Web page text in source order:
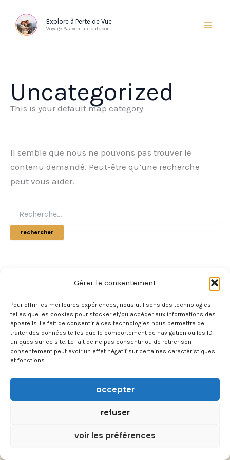
Gérer le consentement
Pour offrir les meilleures expériences, nous utilisons des technologies
telles que les cookies pour stocker et/ou accéder aux informations des
appareils. Le fait de consentir à ces technologies nous permettra de
traiter des données telles que le comportement de navigation ou les ID
uniques sur ce site. Le fait de ne pas consentir ou de retirer son
consentement peut avoir un effet négatif sur certaines caractéristiques
et fonctions.
accepter
refuser
voir les préférences
contenu
Explore à Perte de Vue
Voyage & aventure outdoor
Uncategorized
This is your default map category
Il semble que nous ne pouvons pas trouver le
contenu demandé. Peut-être qu’une recherche
peut vous aider.
À PROPOS
TRAVAILLER AVEC NOUS